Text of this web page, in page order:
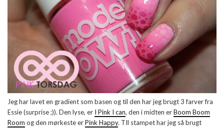
Jeg har lavet en gradient som basen og til den har jeg brugt 3 farver fra
Essie (surprise ;)). Den lyse, er I Pink I can, den i midten erBoom Boom
Room og den mørkeste erPink Happy. TIl stampet har jeg så brugt